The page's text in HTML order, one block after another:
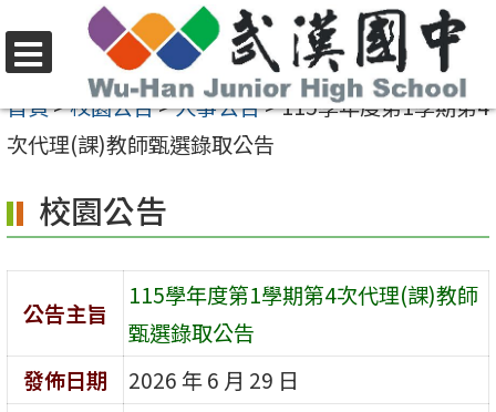
至
要
容
區
選
單
首頁>校園公告>人事公告>115學年度第1學期第4
次代理(課)教師甄選錄取公告
校園公告
公告主旨
115學年度第1學期第4次代理(課)教師
甄選錄取公告
發佈日期
2026 年 6 月 29 日